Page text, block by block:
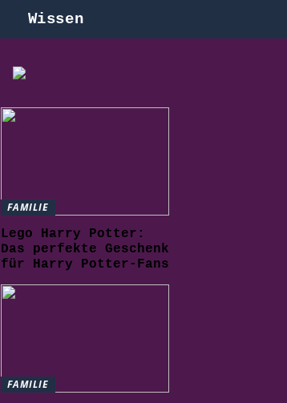
Wissen
FAMILIE
Lego Harry Potter:
Das perfekte Geschenk
für Harry Potter-Fans
FAMILIE